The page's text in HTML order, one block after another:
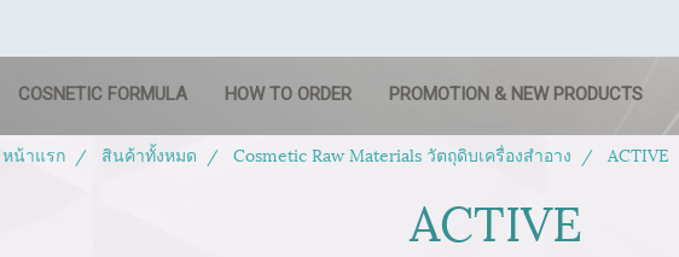
COSNETIC FORMULA HOW TO ORDER PROMOTION & NEW PRODUCTS
หน้าแรก สินค้าทั้งหมด Cosmetic Raw Materials วัตถุดิบเครื่องสำอาง ACTIVE
ACTIVE